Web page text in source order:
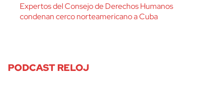
Expertos del Consejo de Derechos Humanos
condenan cerco norteamericano a Cuba
PODCAST RELOJ